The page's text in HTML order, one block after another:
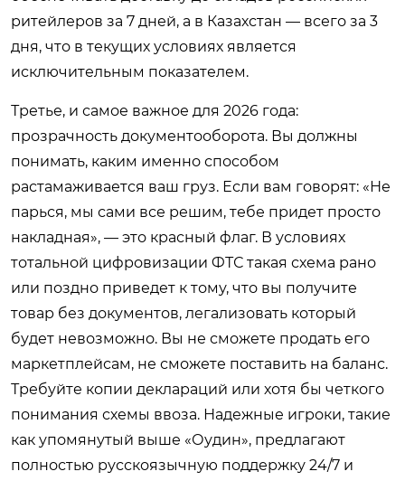
ритейлеров за 7 дней, а в Казахстан — всего за 3
дня, что в текущих условиях является
исключительным показателем.
Третье, и самое важное для 2026 года:
прозрачность документооборота. Вы должны
понимать, каким именно способом
растамаживается ваш груз. Если вам говорят: «Не
парься, мы сами все решим, тебе придет просто
накладная», — это красный флаг. В условиях
тотальной цифровизации ФТС такая схема рано
или поздно приведет к тому, что вы получите
товар без документов, легализовать который
будет невозможно. Вы не сможете продать его
маркетплейсам, не сможете поставить на баланс.
Требуйте копии деклараций или хотя бы четкого
понимания схемы ввоза. Надежные игроки, такие
как упомянутый выше «Оудин», предлагают
полностью русскоязычную поддержку 24/7 и